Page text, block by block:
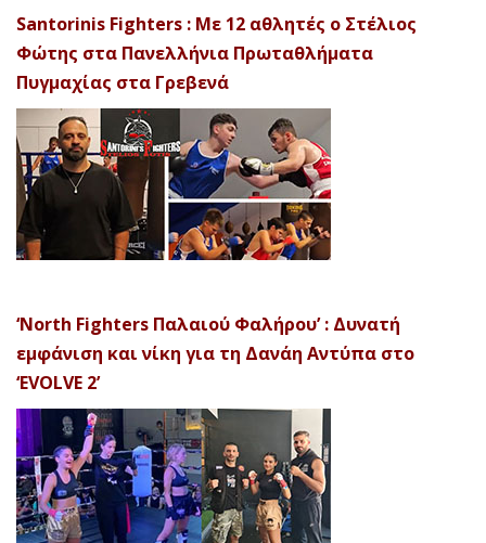
Santorinis Fighters : Με 12 αθλητές ο Στέλιος
Φώτης στα Πανελλήνια Πρωταθλήματα
Πυγμαχίας στα Γρεβενά
‘North Fighters Παλαιού Φαλήρου’ : Δυνατή
εμφάνιση και νίκη για τη Δανάη Αντύπα στο
‘EVOLVE 2’